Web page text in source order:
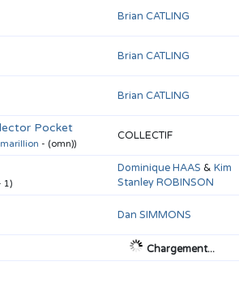
Brian CATLING
Brian CATLING
Brian CATLING
Pocket
- (omn))
COLLECTIF
1)
Dominique HAAS & Kim
Stanley ROBINSON
Dan SIMMONS
Chargement...